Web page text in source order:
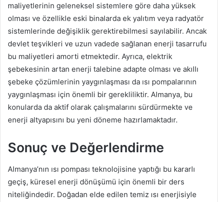
maliyetlerinin geleneksel sistemlere göre daha yüksek
olması ve özellikle eski binalarda ek yalıtım veya radyatör
sistemlerinde değişiklik gerektirebilmesi sayılabilir. Ancak
devlet teşvikleri ve uzun vadede sağlanan enerji tasarrufu
bu maliyetleri amorti etmektedir. Ayrıca, elektrik
şebekesinin artan enerji talebine adapte olması ve akıllı
şebeke çözümlerinin yaygınlaşması da ısı pompalarının
yaygınlaşması için önemli bir gerekliliktir. Almanya, bu
konularda da aktif olarak çalışmalarını sürdürmekte ve
enerji altyapısını bu yeni döneme hazırlamaktadır.
Sonuç ve Değerlendirme
Almanya’nın ısı pompası teknolojisine yaptığı bu kararlı
geçiş, küresel enerji dönüşümü için önemli bir ders
niteliğindedir. Doğadan elde edilen temiz ısı enerjisiyle